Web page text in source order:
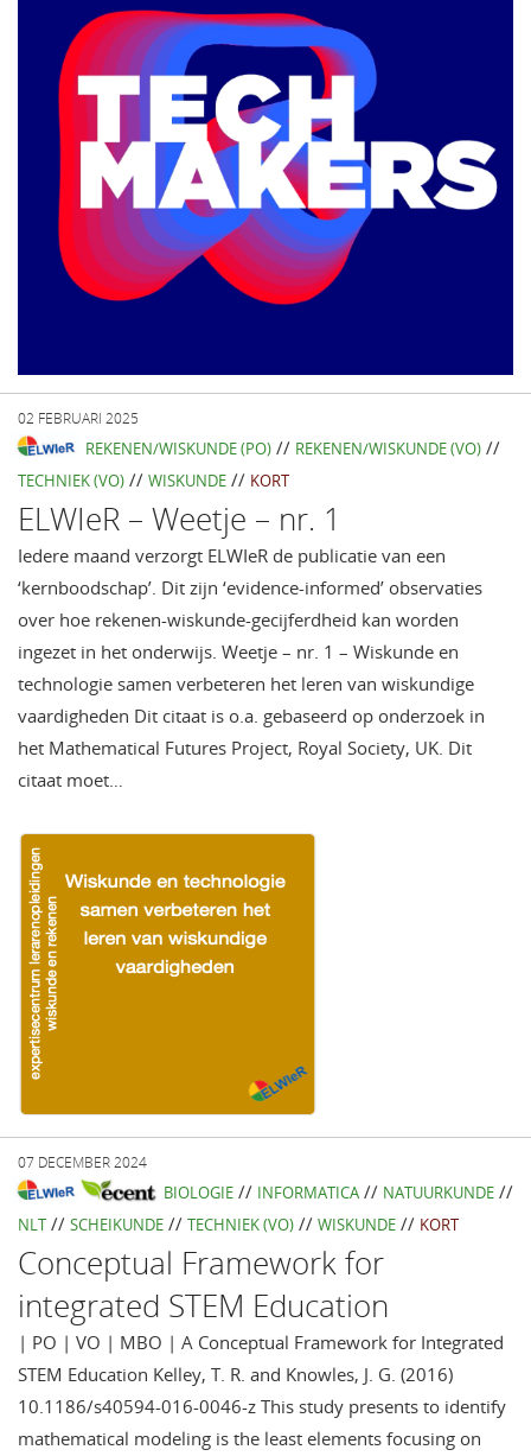
02 FEBRUARI 2025
REKENEN/WISKUNDE (PO) // REKENEN/WISKUNDE (VO) //
TECHNIEK (VO) // WISKUNDE // KORT
ELWIeR – Weetje – nr. 1
Iedere maand verzorgt ELWIeR de publicatie van een
‘kernboodschap’. Dit zijn ‘evidence-informed’ observaties
over hoe rekenen-wiskunde-gecijferdheid kan worden
ingezet in het onderwijs. Weetje – nr. 1 – Wiskunde en
technologie samen verbeteren het leren van wiskundige
vaardigheden Dit citaat is o.a. gebaseerd op onderzoek in
het Mathematical Futures Project, Royal Society, UK. Dit
citaat moet…
07 DECEMBER 2024
BIOLOGIE// INFORMATICA// NATUURKUNDE//
NLT // SCHEIKUNDE // TECHNIEK (VO) // WISKUNDE // KORT
Conceptual Framework for
integrated STEM Education
| PO | VO | MBO | A Conceptual Framework for Integrated
STEM Education Kelley, T. R. and Knowles, J. G. (2016)
10.1186/s40594-016-0046-z This study presents to identify
mathematical modeling is the least elements focusing on